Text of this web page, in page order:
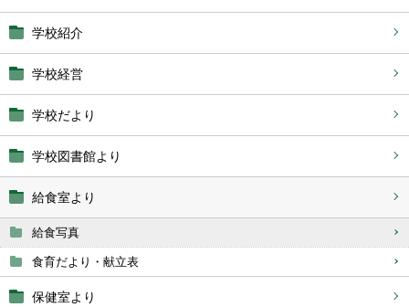
学校紹介
学校経営
学校だより
学校図書館より
給食室より
給食写真
食育だより・献立表
保健室より